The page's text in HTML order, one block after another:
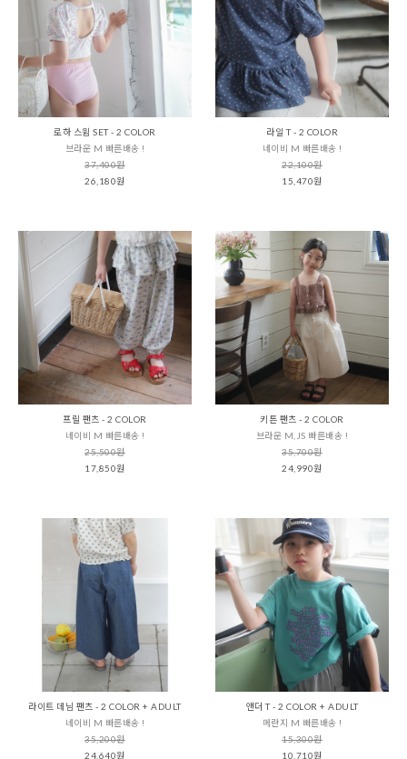
로하 스윔 SET - 2 COLOR
브라운 M 빠른배송 !
37,400원
26,180원
라일 T - 2 COLOR
네이비 M 빠른배송 !
22,100원
15,470원
프릴 팬츠 - 2 COLOR
네이비 M 빠른배송 !
25,500원
17,850원
키튼 팬츠 - 2 COLOR
브라운 M,JS 빠른배송 !
35,700원
24,990원
라이트 데님 팬츠 - 2 COLOR + ADULT
네이비 M 빠른배송 !
35,200원
24,640원
앤더 T - 2 COLOR + ADULT
메란지 M 빠른배송 !
15,300원
10,710원